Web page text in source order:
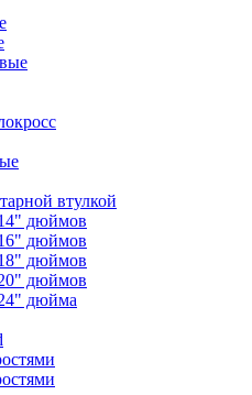
втулкой
дюймов
дюймов
дюймов
дюймов
дюйма